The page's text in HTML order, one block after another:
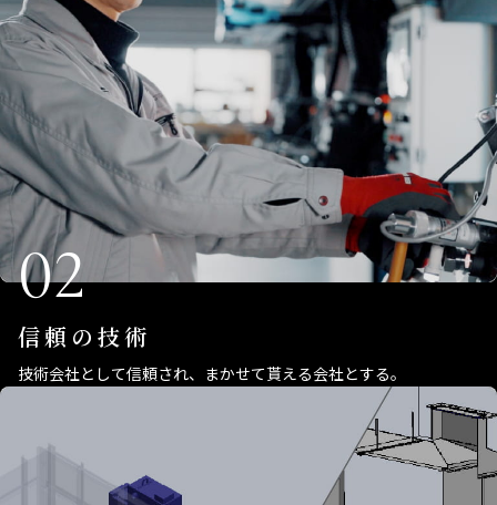
02
信頼の技術
技術会社として信頼され、まかせて貰える会社とする。